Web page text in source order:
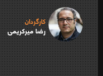
کارگردان
رضا میرکریمی